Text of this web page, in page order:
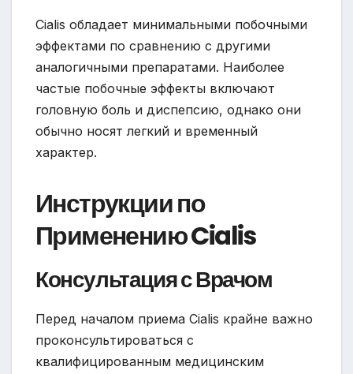
Cialis обладает минимальными побочными
эффектами по сравнению с другими
аналогичными препаратами. Наиболее
частые побочные эффекты включают
головную боль и диспепсию, однако они
обычно носят легкий и временный
характер.
Инструкции по
Применению Cialis
Консультация с Врачом
Перед началом приема Cialis крайне важно
проконсультироваться с
квалифицированным медицинским